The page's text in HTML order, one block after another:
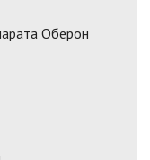
Оберон